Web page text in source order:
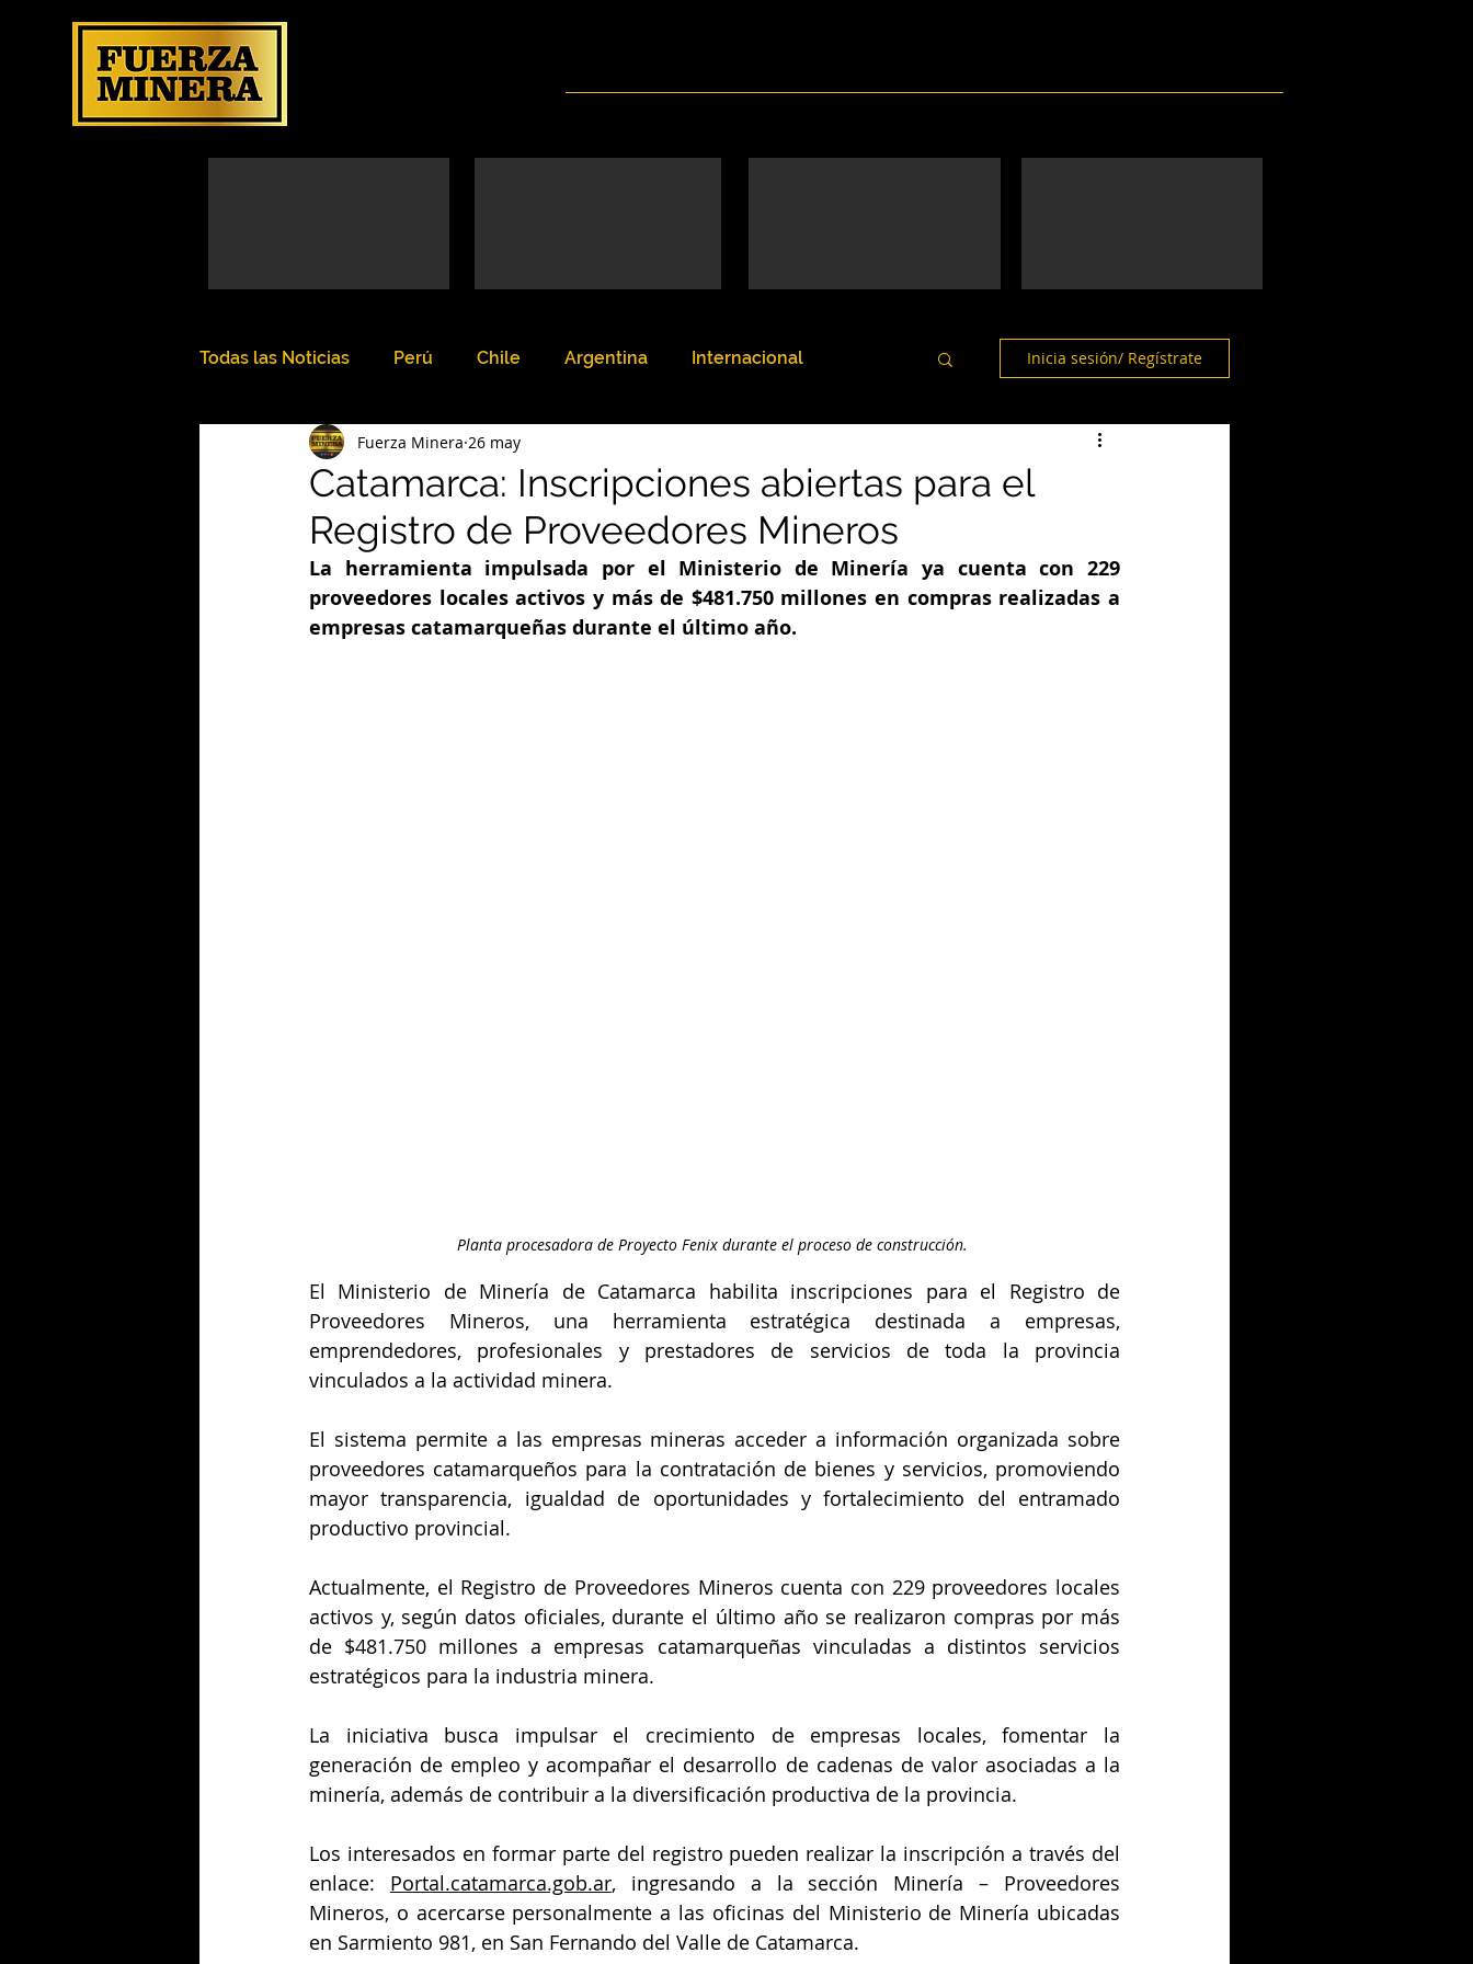
Todas las Noticias Perú Chile Argentina Internacional Inicia sesión/ Regístrate
Catamarca: Inscripciones abiertas para el
Registro de Proveedores Mineros
Fuerza Minera 26 may
La herramienta impulsada por el Ministerio de Minería ya cuenta con 229
proveedores locales activos y más de $481.750 millones en compras realizadas a
empresas catamarqueñas durante el último año.
Planta procesadora de Proyecto Fenix durante el proceso de construcción.
El Ministerio de Minería de Catamarca habilita inscripciones para el Registro de
Proveedores Mineros, una herramienta estratégica destinada a empresas,
emprendedores, profesionales y prestadores de servicios de toda la provincia
vinculados a la actividad minera.
El sistema permite a las empresas mineras acceder a información organizada sobre
proveedores catamarqueños para la contratación de bienes y servicios, promoviendo
mayor transparencia, igualdad de oportunidades y fortalecimiento del entramado
productivo provincial.
Actualmente, el Registro de Proveedores Mineros cuenta con 229 proveedores locales
activos y, según datos oficiales, durante el último año se realizaron compras por más
de $481.750 millones a empresas catamarqueñas vinculadas a distintos servicios
estratégicos para la industria minera.
La iniciativa busca impulsar el crecimiento de empresas locales, fomentar la
generación de empleo y acompañar el desarrollo de cadenas de valor asociadas a la
minería, además de contribuir a la diversificación productiva de la provincia.
Los interesados en formar parte del registro pueden realizar la inscripción a través del
enlace: Portal.catamarca.gob.ar, ingresando a la sección Minería – Proveedores
Mineros, o acercarse personalmente a las oficinas del Ministerio de Minería ubicadas
en Sarmiento 981, en San Fernando del Valle de Catamarca.